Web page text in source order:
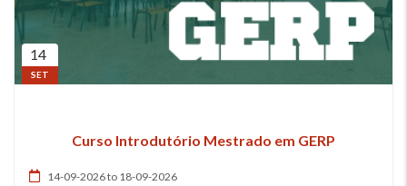
14
SET
Curso Introdutório Mestrado em GERP
14-09-2026 to 18-09-2026